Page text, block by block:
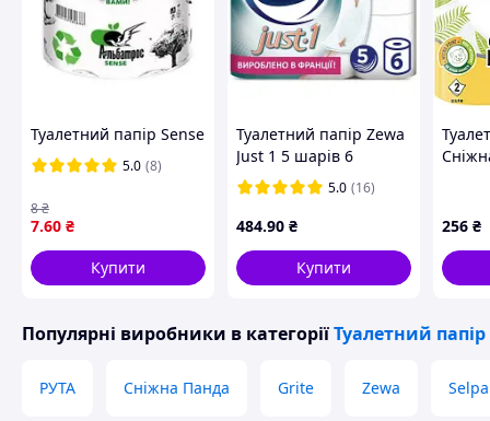
Туалетний папір Sense
5.0 (8)
7.60 ₴
8₴
Купити
Туалетний папір Zewa
Just 1 5 шарів 6
рулонів
(7322541189314)
5.0 (16)
484.90 ₴
Купити
256 ₴
Популярні виробники в категоріїТуалетний папір
РУТА Сніжна Панда Grite Zewa